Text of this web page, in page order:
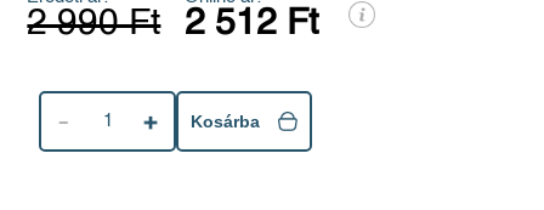
2 990 Ft 2 512 Ft
1 Kosárba